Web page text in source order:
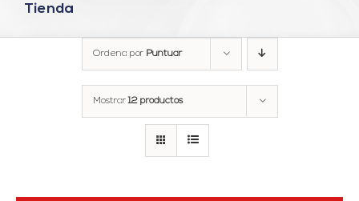
Tienda
Ordena por Puntuar
Mostrar12 productos